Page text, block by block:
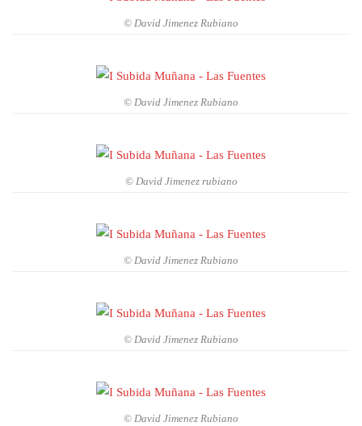
© David Jimenez Rubiano
© David Jimenez Rubiano
© David Jimenez rubiano
© David Jimenez Rubiano
© David Jimenez Rubiano
© David Jimenez Rubiano